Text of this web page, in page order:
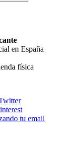
en España
física